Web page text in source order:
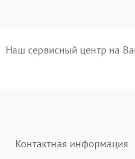
Наш сервисный центр на
Контактная информация